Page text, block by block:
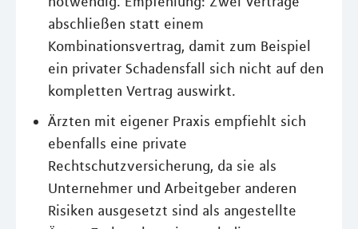
abschließen statt einem
Kombinationsvertrag, damit zum Beispiel
ein privater Schadensfall sich nicht auf den
kompletten Vertrag auswirkt.
Ärzten mit eigener Praxis empfiehlt sich
ebenfalls eine private
Rechtschutzversicherung, da sie als
Unternehmer und Arbeitgeber anderen
Risiken ausgesetzt sind als angestellte